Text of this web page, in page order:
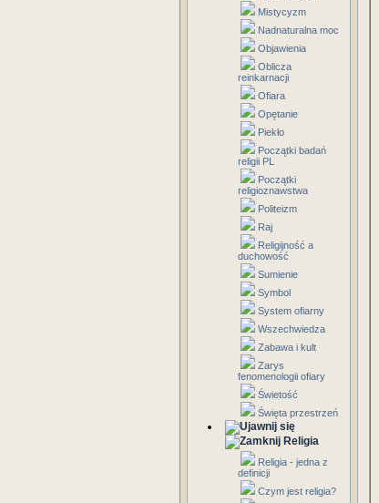
Mistycyzm
Nadnaturalna moc
Objawienia
Oblicza
reinkarnacji
Ofiara
Opętanie
Piekło
Początki badań
religii PL
Początki
religioznawstwa
Politeizm
Raj
Religijność a
duchowość
Sumienie
Symbol
System ofiarny
Wszechwiedza
Zabawa i kult
Zarys
fenomenologii ofiary
Świetość
Święta przestrzeń
Religia
Religia - jedna z
definicji
Czym jest religia?